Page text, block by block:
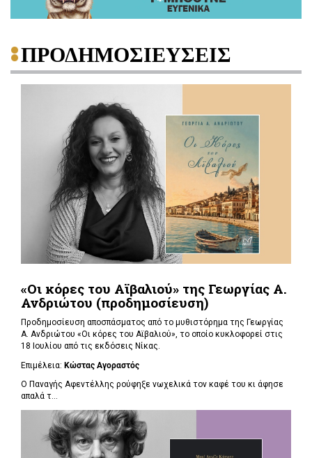
ΠΡΟΔΗΜΟΣΙΕΥΣΕΙΣ
«Οι κόρες του Αϊβαλιού» της Γεωργίας Α.
Ανδριώτου (προδημοσίευση)
Προδημοσίευση αποσπάσματος από το μυθιστόρημα της Γεωργίας
Α. Ανδριώτου «Οι κόρες του Αϊβαλιού», το οποίο κυκλοφορεί στις
18 Ιουλίου από τις εκδόσεις Νίκας.
Επιμέλεια: Κώστας Αγοραστός
Ο Παναγής Αφεντέλλης ρούφηξε νωχελικά τον καφέ του κι άφησε
απαλά τ...